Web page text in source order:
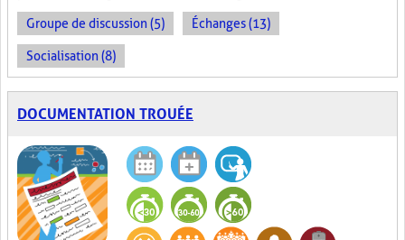
Groupe de discussion (5) Échanges (13)
Socialisation (8)
DOCUMENTATION TROUÉE